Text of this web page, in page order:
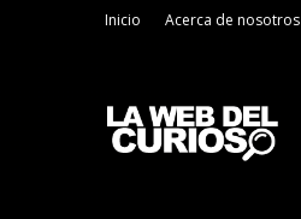
Inicio Acerca de nosotros